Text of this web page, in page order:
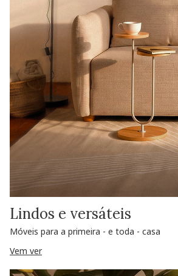
Lindos e versáteis
Móveis para a primeira - e toda - casa
Vem ver